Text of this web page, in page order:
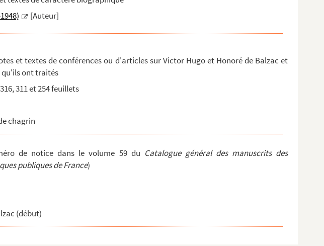
de Girardin, L...
la Passion, les or...
des pages 242 à...
[Auteur]
et textes de conférences ou d'articles sur Victor Hugo et Honoré de Balzac et
qu'ils ont traités
311 et 254 feuillets
chagrin
de notice dans le volume 59 du Catalogue général des manuscrits des
publiques de France)
(début)